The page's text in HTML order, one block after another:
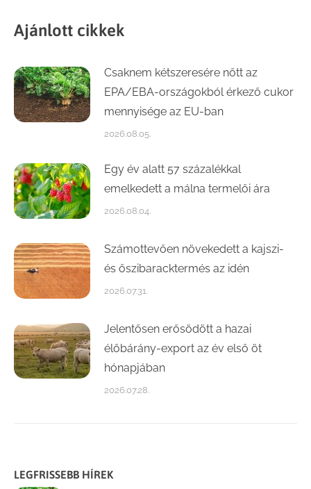
Ajánlott cikkek
Csaknem kétszeresére nőtt az
EPA/EBA-országokból érkező cukor
mennyisége az EU-ban
2026.08.05.
Egy év alatt 57 százalékkal
emelkedett a málna termelői ára
2026.08.04.
Számottevően növekedett a kajszi-
és őszibaracktermés az idén
2026.07.31.
Jelentősen erősödött a hazai
élőbárány-export az év első öt
hónapjában
2026.07.28.
LEGFRISSEBB HÍREK